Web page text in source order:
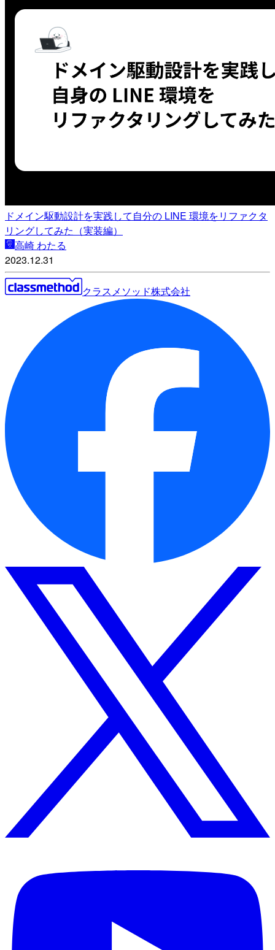
ドメイン駆動設計を実践して自分の LINE 環境をリファクタ
リングしてみた（実装編）
高崎 わたる
2023.12.31
クラスメソッド株式会社